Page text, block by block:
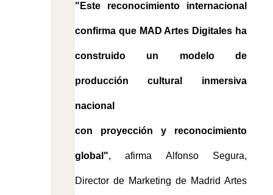
"Este reconocimiento internacional
confirma que MAD Artes Digitales ha
construido un modelo de
producción cultural inmersiva
nacional
con proyección y reconocimiento
global", afirma Alfonso Segura,
Director de Marketing de Madrid Artes